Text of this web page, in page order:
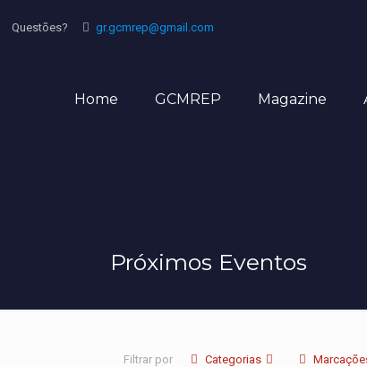
Questões? gr.gcmrep@gmail.com
Home GCMREP Magazine
Próximos Eventos
Filtrar por Categorias